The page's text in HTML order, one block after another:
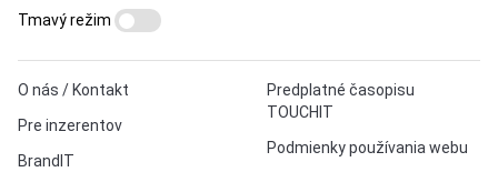
O nás / Kontakt
Pre inzerentov
BrandIT
Predplatné časopisu
TOUCHIT
Podmienky používania webu
Tmavý režim